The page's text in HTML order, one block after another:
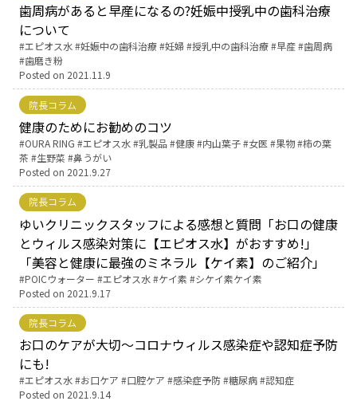
歯周病があると早産になるの?妊娠中授乳中の歯科治療
について
Tags:
エピオス水 妊娠中の歯科治療 妊婦 授乳中の歯科治療 早産 歯周病
歯磨き粉
Posted on 2021.11.9
院長コラム
健康のためにお勧めのコツ
Tags:
OURA RING エピオス水 乳製品 健康 内山葉子 女医 果物 柿の葉
茶
生野菜
鼻うがい
Posted on 2021.9.27
院長コラム
ゆいクリニックスタッフによる感想と質問「お口の健康
とウィルス感染対策に【エピオス水】がおすすめ!」
「美容と健康に最強のミネラル【ケイ素】のご紹介」
Tags:
POICウォーター エピオス水 ケイ素
シケイ素ケイ素
Posted on 2021.9.17
院長コラム
お口のケアが大切～コロナウィルス感染症や認知症予防
にも!
Tags:
エピオス水 お口ケア 口腔ケア 感染症予防 糖尿病 認知症
Posted on 2021.9.14
‘さんルーム’ でさまざまな講座・クラス
遠方にお住まいで当院での出産を希望される方へ
医師プロフィール